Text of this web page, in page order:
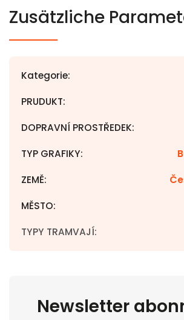
Zusätzliche
Kategorie:
PRUDUKT:
DOPRAVNÍ PROSTŘEDEK:
TYP GRAFIKY:
ZEMĚ:
MĚSTO:
TYPY TRAMVAJÍ:
Newsletter